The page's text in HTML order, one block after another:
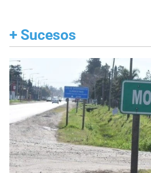
+ Sucesos